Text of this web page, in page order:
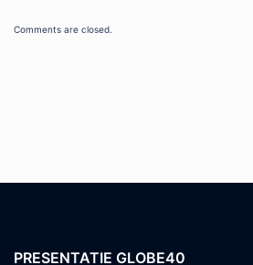
Comments are closed.
PRESENTATIE GLOBE40